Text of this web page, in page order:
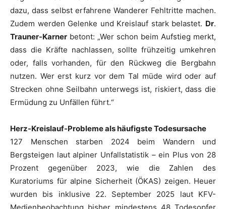
dazu, dass selbst erfahrene Wanderer Fehltritte machen.
Zudem werden Gelenke und Kreislauf stark belastet. Dr.
Trauner-Karner betont: „Wer schon beim Aufstieg merkt,
dass die Kräfte nachlassen, sollte frühzeitig umkehren
oder, falls vorhanden, für den Rückweg die Bergbahn
nutzen. Wer erst kurz vor dem Tal müde wird oder auf
Strecken ohne Seilbahn unterwegs ist, riskiert, dass die
Ermüdung zu Unfällen führt.“
Herz-Kreislauf-Probleme als häufigste Todesursache
127 Menschen starben 2024 beim Wandern und
Bergsteigen laut alpiner Unfallstatistik – ein Plus von 28
Prozent gegenüber 2023, wie die Zahlen des
Kuratoriums für alpine Sicherheit (ÖKAS) zeigen. Heuer
wurden bis inklusive 22. September 2025 laut KFV-